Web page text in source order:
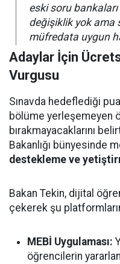
eski soru
değişiklik yok ama
müfredata uygun
Adaylar İçin
Vurgusu
Sınavda hedeflediği
bölüme yerleşemeyen
bırakmayacaklarını
Bakanlığı bünyesinde
destekleme ve
Bakan Tekin, dijital
çekerek şu
MEBİ Uygulaması:
öğrencilerin